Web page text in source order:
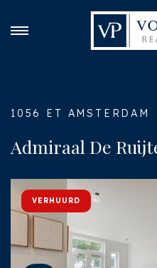
1056 ET AMSTERDAM
Admiraal De
VERHUURD